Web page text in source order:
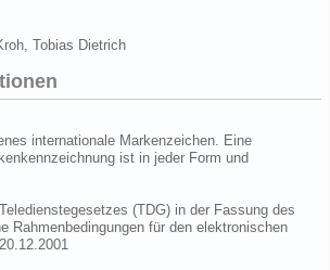
Tobias Dietrich
internationale Markenzeichen. Eine
ist in jeder Form und
(TDG) in der Fassung des
Rahmenbedingungen für den elektronischen